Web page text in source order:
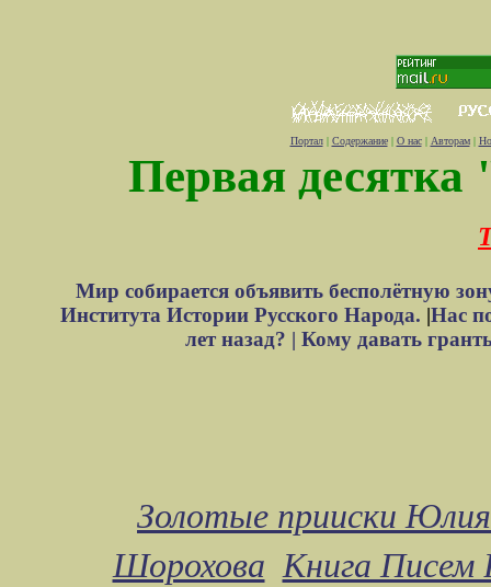
Портал| Содержание| О нас| Авторам|
Первая десятка
Мир собирается объявить бесполётную
Института Истории Русского Народа. |Нас
лет назад? | Кому давать
Золотые прииски
Шорохова Книга Писем